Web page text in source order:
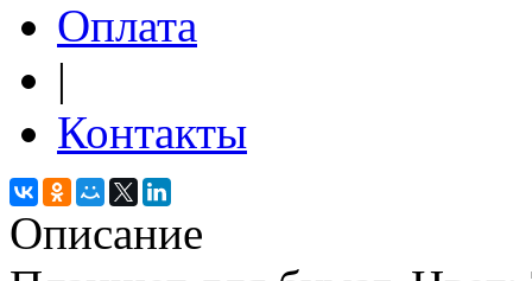
Оплата
|
Контакты
Описание